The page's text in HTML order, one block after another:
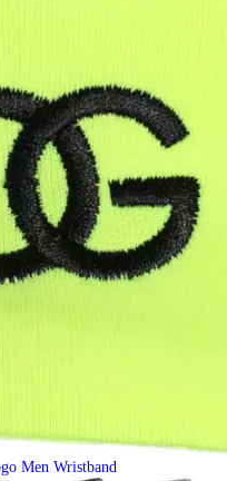
Men Wristband